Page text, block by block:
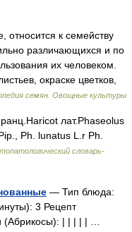
к семейству
различающихся и по
их человеком.
окраске цветков,
семян. Овощные культуры
лат.Phaseolus
Ph. lunatus L.r Ph.
словарь-
— Тип блюда:
3 Рецепт
(Абрикосы): | | | | | …